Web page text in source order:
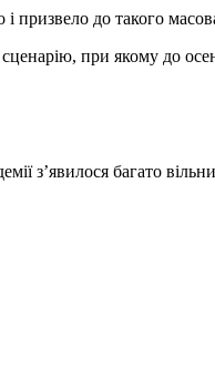
і призвело до такого
при якому до
з’явилося багато